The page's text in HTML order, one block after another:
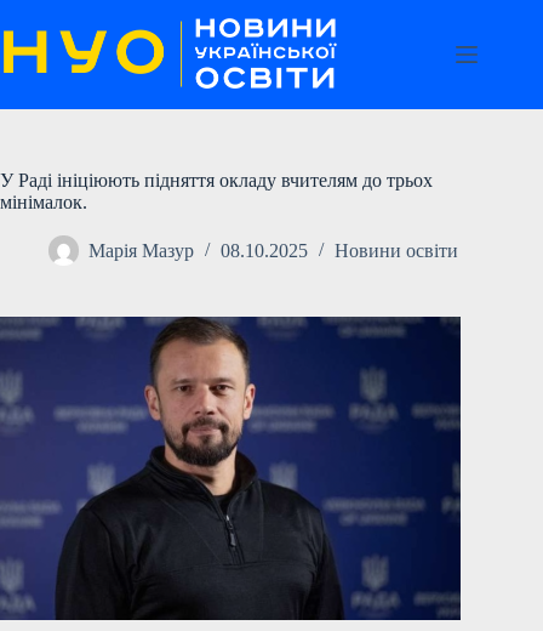
до
вмісту
У Раді ініціюють підняття окладу вчителям до трьох
мінімалок.
Марія Мазур 08.10.2025 Новини освіти